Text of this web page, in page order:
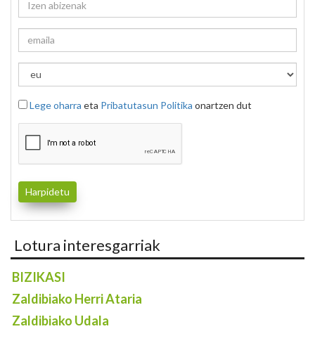
Lege oharra eta Pribatutasun Politika onartzen dut
Lotura interesgarriak
BIZIKASI
Zaldibiako Herri Ataria
Zaldibiako Udala